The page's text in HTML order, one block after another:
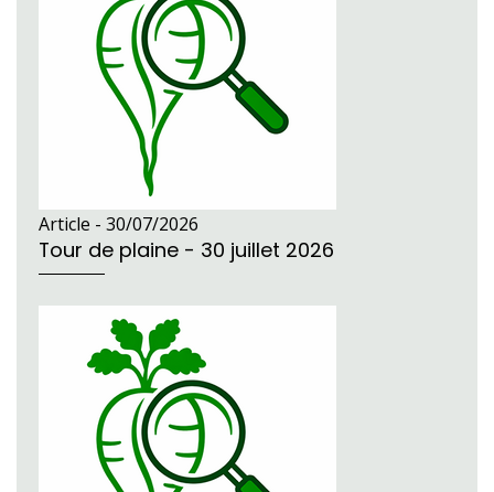
Article - 30/07/2026
Tour de plaine - 30 juillet 2026